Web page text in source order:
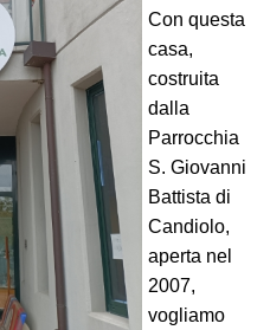
Con questa
casa,
costruita
dalla
Parrocchia
S. Giovanni
Battista di
Candiolo,
aperta nel
2007,
vogliamo